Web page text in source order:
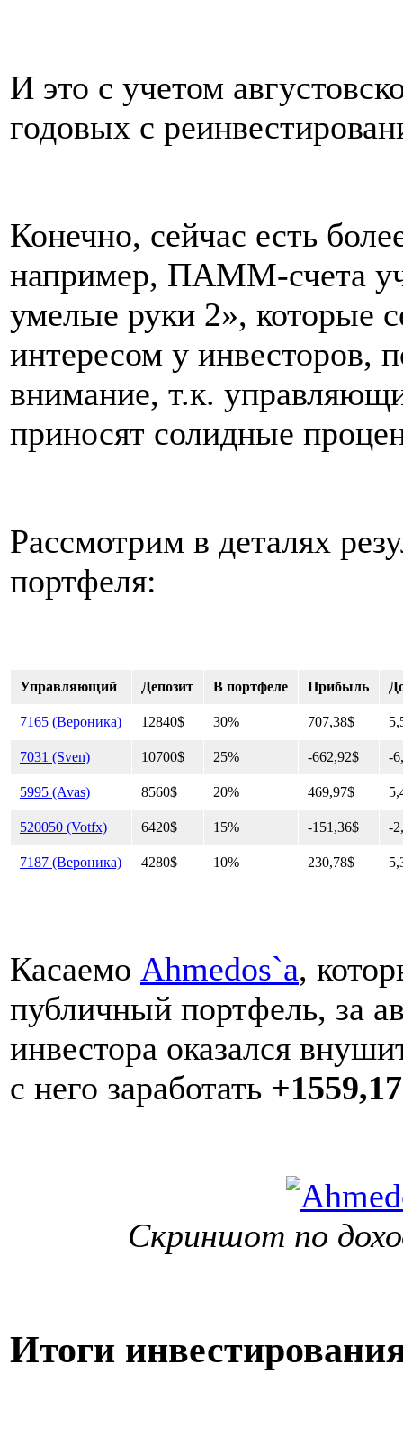
И это с учетом
годовых с
Конечно, сейчас есть
например, ПАММ-счета
умелые руки 2», которые
интересом у инвесторов,
внимание, т.к.
приносят солидные
Рассмотрим в деталях
портфеля:
Управляющий Депозит В портфеле Прибыль
7165 (Вероника) 12840$ 30% 707,38$
7031 (Sven) 10700$ 25% -662,92$ -
5995 (Avas) 8560$ 20% 469,97$
520050 (Votfx) 6420$ 15% -151,36$ -
7187 (Вероника) 4280$ 10% 230,78$
Касаемо Ahmedos`а,
публичный портфель, за
инвестора оказался
с него заработать
Скриншот по
Итоги